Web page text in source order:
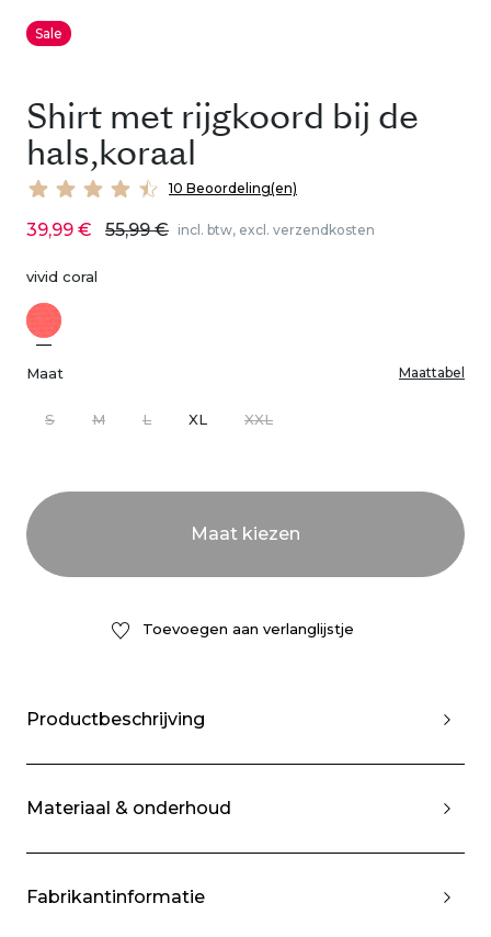
Sale
Shirt met rijgkoord bij de
hals,koraal
10 Beoordeling(en)
39,99 € 55,99 € incl. btw, excl. verzendkosten
vivid coral
Maat Maattabel
S M L XL XXL
Toevoegen aan verlanglijstje
Productbeschrijving
Materiaal & onderhoud
Fabrikantinformatie